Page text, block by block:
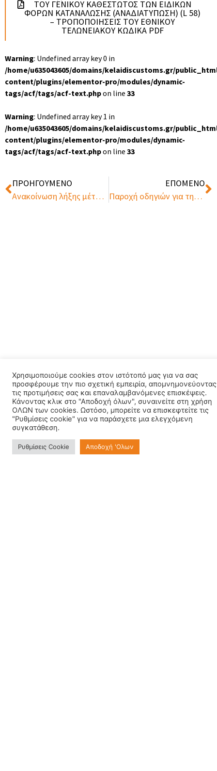
ΤΟΥ ΓΕΝΙΚΟΥ ΚΑΘΕΣΤΩΤΟΣ ΤΩΝ ΕΙΔΙΚΩΝ
ΦΟΡΩΝ ΚΑΤΑΝΑΛΩΣΗΣ (ΑΝΑΔΙΑΤΥΠΩΣΗ) (L 58)
– ΤΡΟΠΟΠΟΙΗΣΕΙΣ ΤΟΥ ΕΘΝΙΚΟΥ
ΤΕΛΩΝΕΙΑΚΟΥ ΚΩΔΙΚΑ PDF
Warning: Undefined array key 0 in
/home/u635043605/domains/kelaidiscustoms.gr/
content/plugins/elementor-pro/modules/dynamic-
tags/acf/tags/acf-text.phpon line 33
Warning: Undefined array key 1 in
/home/u635043605/domains/kelaidiscustoms.gr/
content/plugins/elementor-pro/modules/dynamic-
tags/acf/tags/acf-text.phpon line 33
ΠΡΟΗΓΟΥΜΕΝΟ
Ανακοίνωση λήξης μέτρων κατά των επιδοτήσεων σχετικά με τις εισαγωγές ράβδων & συρμάτων χάλυβα καταγωγής Ινδίας
ΕΠΟΜΕΝΟ
Παροχή οδηγιών για την ορθή εφαρμογή των ειδικών κανόνων καταγωγής των προϊόντων.
Χρησιμοποιούμε cookies στον ιστότοπό μας για να σας
προσφέρουμε την πιο σχετική εμπειρία, απομνημονεύοντας
τις προτιμήσεις σας και επαναλαμβανόμενες επισκέψεις.
Κάνοντας κλικ στο "Αποδοχή όλων", συναινείτε στη χρήση
ΟΛΩΝ των cookies. Ωστόσο, μπορείτε να επισκεφτείτε τις
"Ρυθμίσεις cookie" για να παράσχετε μια ελεγχόμενη
συγκατάθεση.